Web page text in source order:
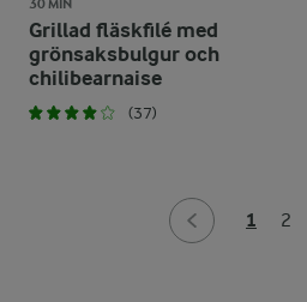
30 MIN
Grillad fläskfilé med
grönsaksbulgur och
chilibearnaise
(37)
1 2